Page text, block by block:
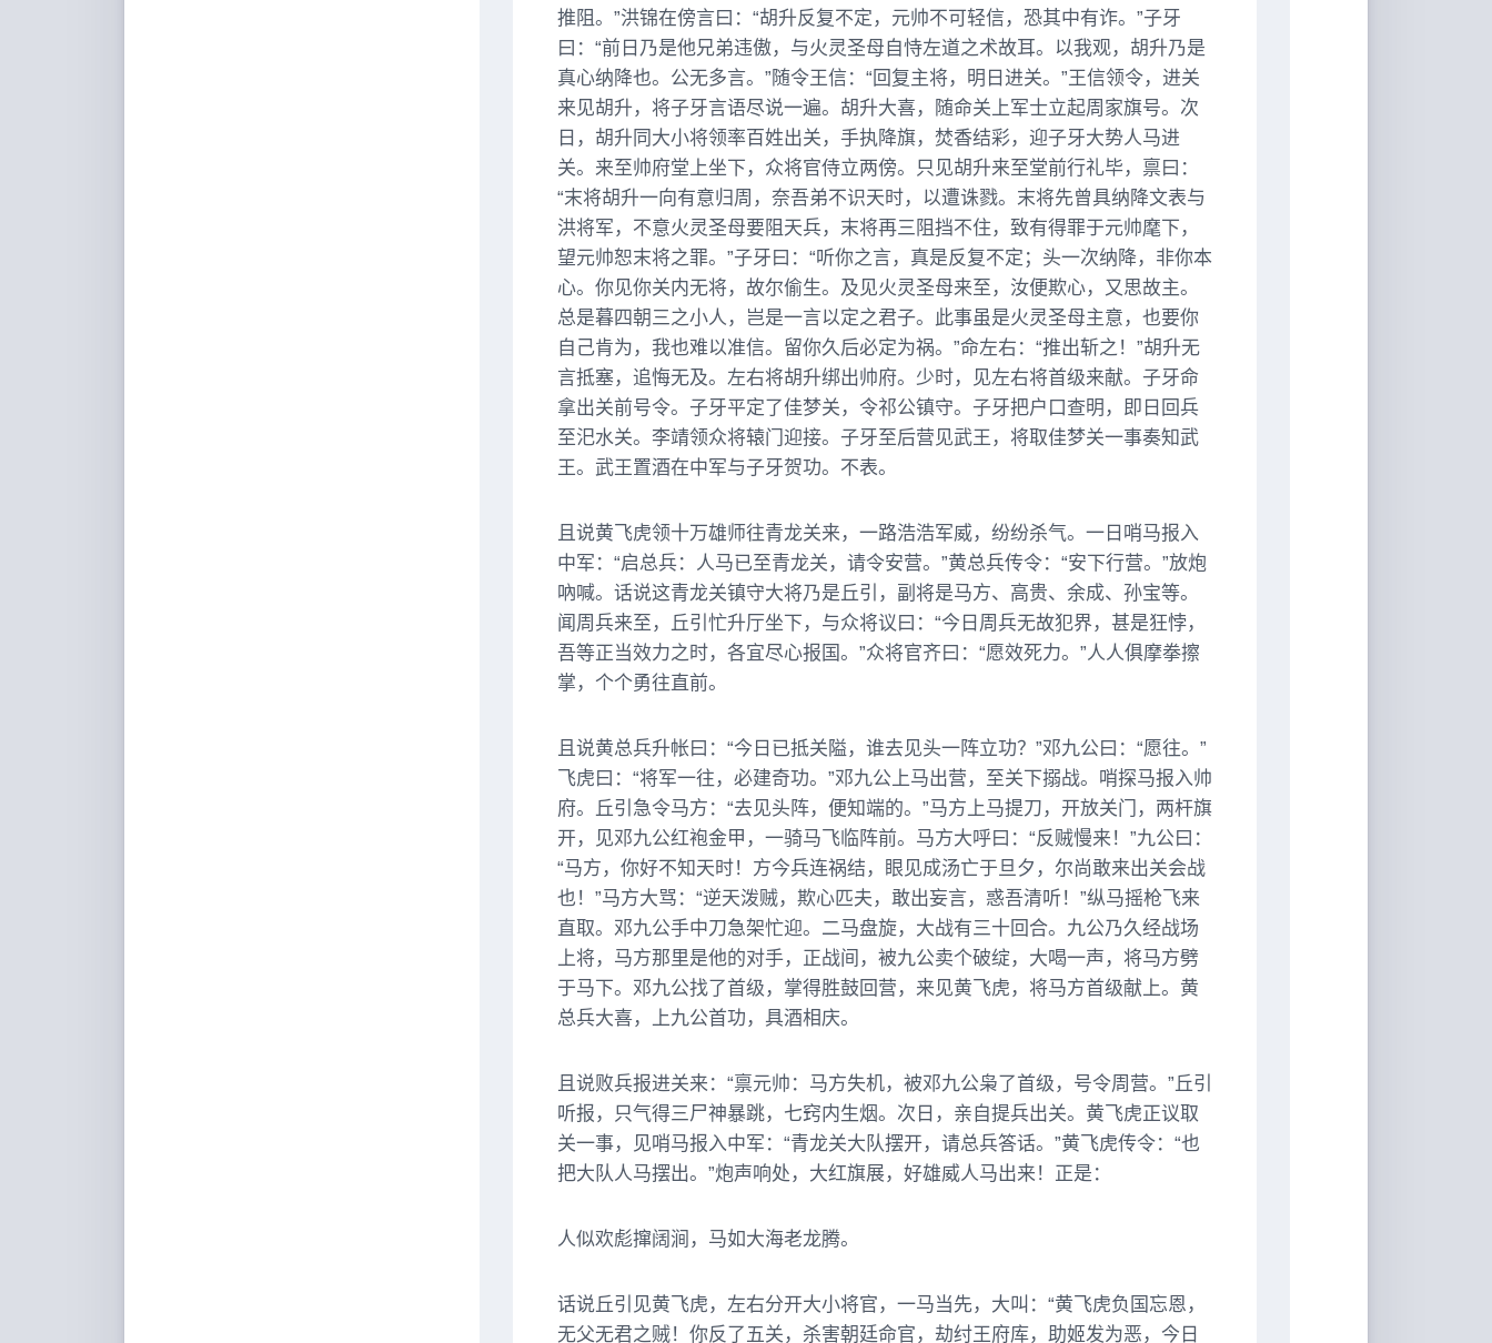
推阻。”洪锦在傍言曰：“胡升反复不定，元帅不可轻信，恐其中有诈。”子牙
曰：“前日乃是他兄弟违傲，与火灵圣母自恃左道之术故耳。以我观，胡升乃是
真心纳降也。公无多言。”随令王信：“回复主将，明日进关。”王信领令，进关
来见胡升，将子牙言语尽说一遍。胡升大喜，随命关上军士立起周家旗号。次
日，胡升同大小将领率百姓出关，手执降旗，焚香结彩，迎子牙大势人马进
关。来至帅府堂上坐下，众将官侍立两傍。只见胡升来至堂前行礼毕，禀曰：
“末将胡升一向有意归周，奈吾弟不识天时，以遭诛戮。末将先曾具纳降文表与
洪将军，不意火灵圣母要阻天兵，末将再三阻挡不住，致有得罪于元帅麾下，
望元帅恕末将之罪。”子牙曰：“听你之言，真是反复不定；头一次纳降，非你本
心。你见你关内无将，故尔偷生。及见火灵圣母来至，汝便欺心，又思故主。
总是暮四朝三之小人，岂是一言以定之君子。此事虽是火灵圣母主意，也要你
自己肯为，我也难以准信。留你久后必定为祸。”命左右：“推出斩之！”胡升无
言抵塞，追悔无及。左右将胡升绑出帅府。少时，见左右将首级来献。子牙命
拿出关前号令。子牙平定了佳梦关，令祁公镇守。子牙把户口查明，即日回兵
至汜水关。李靖领众将辕门迎接。子牙至后营见武王，将取佳梦关一事奏知武
王。武王置酒在中军与子牙贺功。不表。
且说黄飞虎领十万雄师往青龙关来，一路浩浩军威，纷纷杀气。一日哨马报入
中军：“启总兵：人马已至青龙关，请令安营。”黄总兵传令：“安下行营。”放炮
吶喊。话说这青龙关镇守大将乃是丘引，副将是马方、高贵、余成、孙宝等。
闻周兵来至，丘引忙升厅坐下，与众将议曰：“今日周兵无故犯界，甚是狂悖，
吾等正当效力之时，各宜尽心报国。”众将官齐曰：“愿效死力。”人人俱摩拳擦
掌，个个勇往直前。
且说黄总兵升帐曰：“今日已抵关隘，谁去见头一阵立功？”邓九公曰：“愿往。”
飞虎曰：“将军一往，必建奇功。”邓九公上马出营，至关下搦战。哨探马报入帅
府。丘引急令马方：“去见头阵，便知端的。”马方上马提刀，开放关门，两杆旗
开，见邓九公红袍金甲，一骑马飞临阵前。马方大呼曰：“反贼慢来！”九公曰：
“马方，你好不知天时！方今兵连祸结，眼见成汤亡于旦夕，尔尚敢来出关会战
也！”马方大骂：“逆天泼贼，欺心匹夫，敢出妄言，惑吾清听！”纵马摇枪飞来
直取。邓九公手中刀急架忙迎。二马盘旋，大战有三十回合。九公乃久经战场
上将，马方那里是他的对手，正战间，被九公卖个破绽，大喝一声，将马方劈
于马下。邓九公找了首级，掌得胜鼓回营，来见黄飞虎，将马方首级献上。黄
总兵大喜，上九公首功，具酒相庆。
且说败兵报进关来：“禀元帅：马方失机，被邓九公枭了首级，号令周营。”丘引
听报，只气得三尸神暴跳，七窍内生烟。次日，亲自提兵出关。黄飞虎正议取
关一事，见哨马报入中军：“青龙关大队摆开，请总兵答话。”黄飞虎传令：“也
把大队人马摆出。”炮声响处，大红旗展，好雄威人马出来！正是：
人似欢彪撺阔涧，马如大海老龙腾。
话说丘引见黄飞虎，左右分开大小将官，一马当先，大叫：“黄飞虎负国忘恩，
无父无君之贼！你反了五关，杀害朝廷命官，劫纣王府库，助姬发为恶，今日